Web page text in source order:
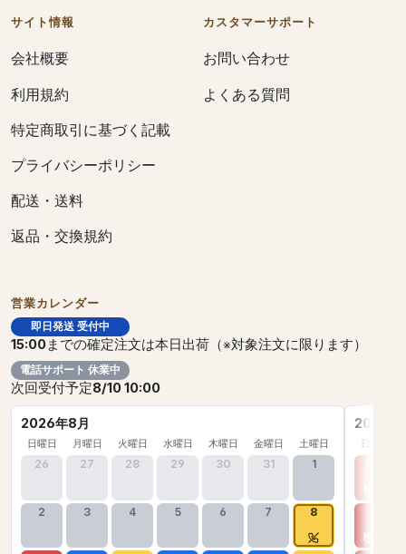
サイト情報
会社概要
利用規約
特定商取引に基づく記載
プライバシーポリシー
配送・送料
返品・交換規約
カスタマーサポート
お問い合わせ
よくある質問
営業カレンダー
即日発送 受付中
15:00までの確定注文は本日出荷（※対象注文に限ります）
電話サポート 休業中
次回受付予定8/10 10:00
2026年8月
日曜日 月曜日 火曜日 水曜日 木曜日 金曜日 土曜日
26 27 28 29 30 31 1
2 3 4 5 6 7 8
2026年
日曜日